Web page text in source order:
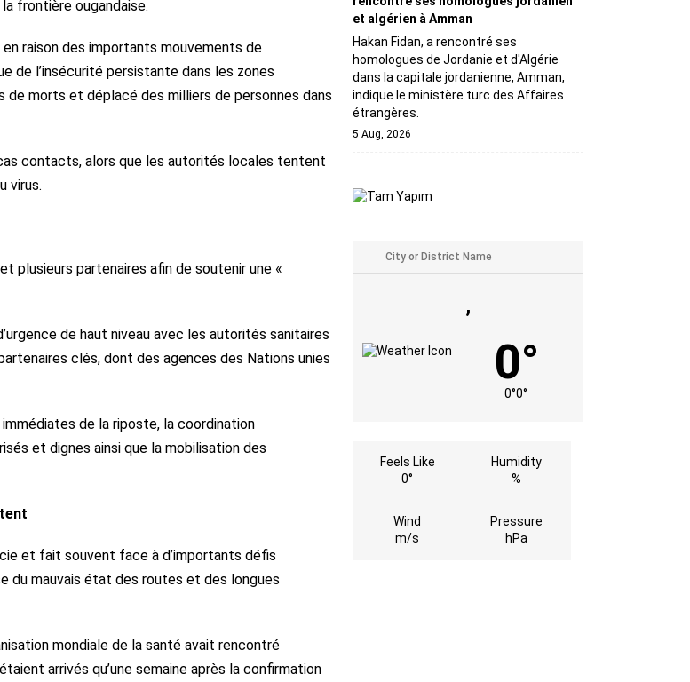
frontière ougandaise.
en raison des importants mouvements de
de l’insécurité persistante dans les zones
morts et déplacé des milliers de personnes dans
contacts, alors que les autorités locales tentent
virus.
plusieurs partenaires afin de soutenir une «
de haut niveau avec les autorités sanitaires
clés, dont des agences des Nations unies
de la riposte, la coordination
et dignes ainsi que la mobilisation des
et fait souvent face à d’importants défis
du mauvais état des routes et des longues
mondiale de la santé avait rencontré
arrivés qu’une semaine après la confirmation
et algérien à Amman
Hakan Fidan, a rencontré ses
homologues de Jordanie et d'Algérie
dans la capitale jordanienne, Amman,
indique le ministère turc des Affaires
étrangères.
5 Aug, 2026
,
0°
0°0°
Feels Like
0°
Humidity
%
Wind
m/s
Pressure
hPa